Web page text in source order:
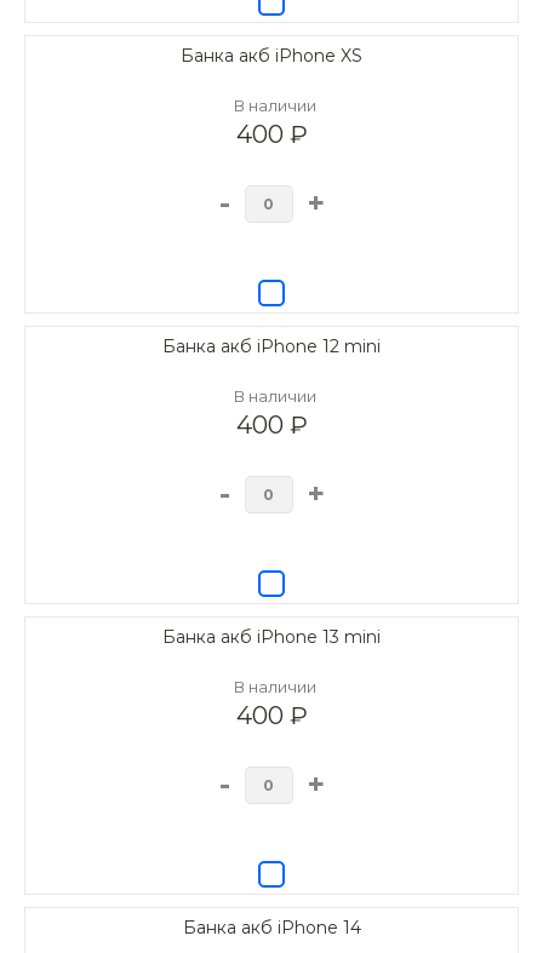
Банка акб iPhone XS
В наличии
400 ₽
- +
Банка акб iPhone 12 mini
В наличии
400 ₽
- +
Банка акб iPhone 13 mini
В наличии
400 ₽
- +
Банка акб iPhone 14